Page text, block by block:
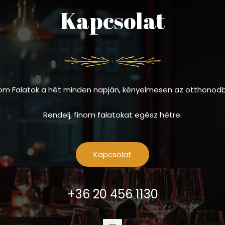
Kapcsolat
Falatok a hét minden napján, kényelmesen az
Rendelj, finom falatokat egész hétre.
Kapcsolat
+36 20 456 1130